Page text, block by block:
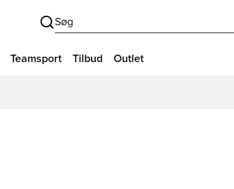
Søg
Teamsport Tilbud Outlet